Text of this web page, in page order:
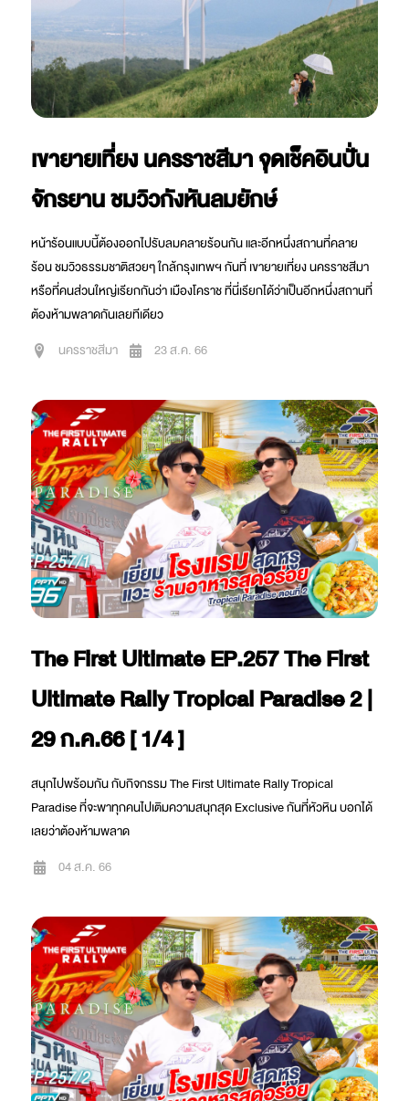
เขายายเที่ยง นครราชสีมา จุดเช็คอินปั่น
จักรยาน ชมวิวกังหันลมยักษ์
หน้าร้อนแบบนี้ต้องออกไปรับลมคลายร้อนกัน และอีกหนึ่งสถานที่คลาย
ร้อน ชมวิวธรรมชาติสวยๆ ใกล้กรุงเทพฯ กันที่ เขายายเที่ยง นครราชสีมา
หรือที่คนส่วนใหญ่เรียกกันว่า เมืองโคราช ที่นี่เรียกได้ว่าเป็นอีกหนึ่งสถานที่
ต้องห้ามพลาดกันเลยทีเดียว
นครราชสีมา
23 ส.ค. 66
The First Ultimate EP.257 The First
Ultimate Rally Tropical Paradise 2 |
29 ก.ค.66 [ 1/4 ]
สนุกไปพร้อมกัน กับกิจกรรม The First Ultimate Rally Tropical
Paradise ที่จะพาทุกคนไปเติมความสนุกสุด Exclusive กันที่หัวหิน บอกได้
เลยว่าต้องห้ามพลาด
04 ส.ค. 66